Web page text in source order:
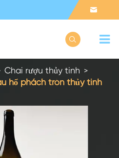


Chai rượu thủy tinh
hổ phách tròn thủy tinh